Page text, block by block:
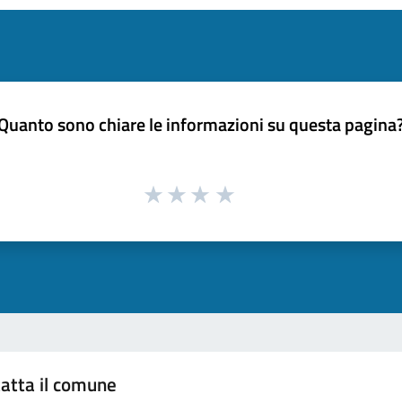
sono chiare le informazioni su questa
il comune